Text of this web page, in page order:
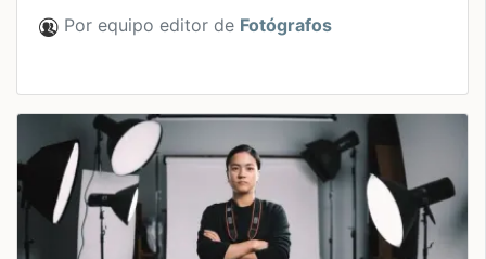
Por equipo editor de Fotógrafos